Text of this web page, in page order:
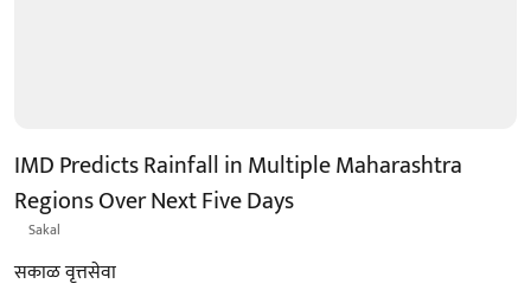
IMD Predicts Rainfall in Multiple Maharashtra
Regions Over Next Five Days
Sakal
सकाळ वृत्तसेवा